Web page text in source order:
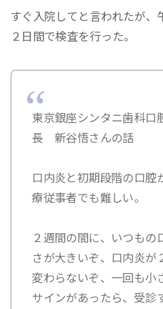
すぐ入院してと言われたが、
２日間で検査を行った。
東京銀座シンタニ歯科口
長 新谷悟さんの話
口内炎と初期段階の口腔
療従事者でも難しい。
２週間の間に、いつもの
さが大きいぞ、口内炎が
変わらないぞ、一回も小
サインがあったら、受診